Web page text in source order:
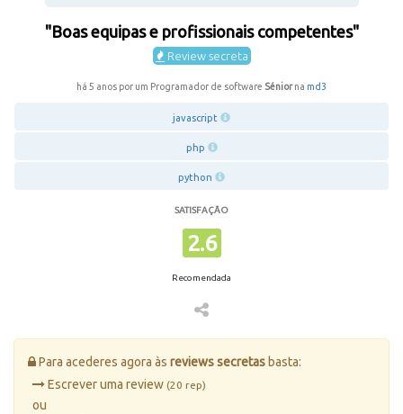
"Boas equipas e profissionais competentes"
Review secreta
há 5 anos por um Programador de software Séniorna md3
javascript
php
python
SATISFAÇÃO
2.6
Recomendada
Para acederes agora às reviews secretas basta:
Escrever uma review (20 rep)
ou